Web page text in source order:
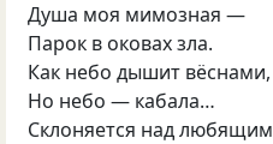
Душа моя мимозная —
Парок в оковах зла.
Как небо дышит вёснами,
Но небо — кабала…
Склоняется над любящим